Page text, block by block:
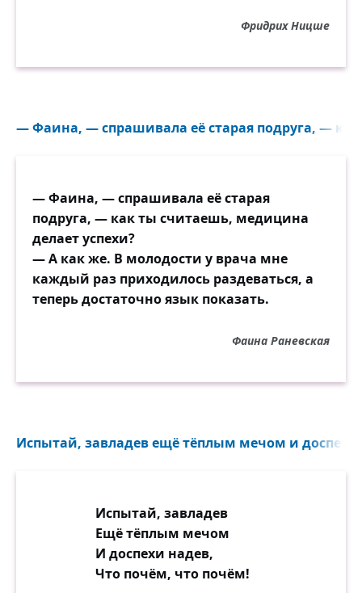
Фридрих Ницше
— Фаина, — спрашивала её старая подруга, —
— Фаина, — спрашивала её старая
подруга, — как ты считаешь, медицина
делает успехи?
— А как же. В молодости у врача мне
каждый раз приходилось раздеваться, а
теперь достаточно язык показать.
Фаина Раневская
Испытай, завладев ещё тёплым мечом и
Испытай, завладев
Ещё тёплым мечом
И доспехи надев,
Что почём, что почём!